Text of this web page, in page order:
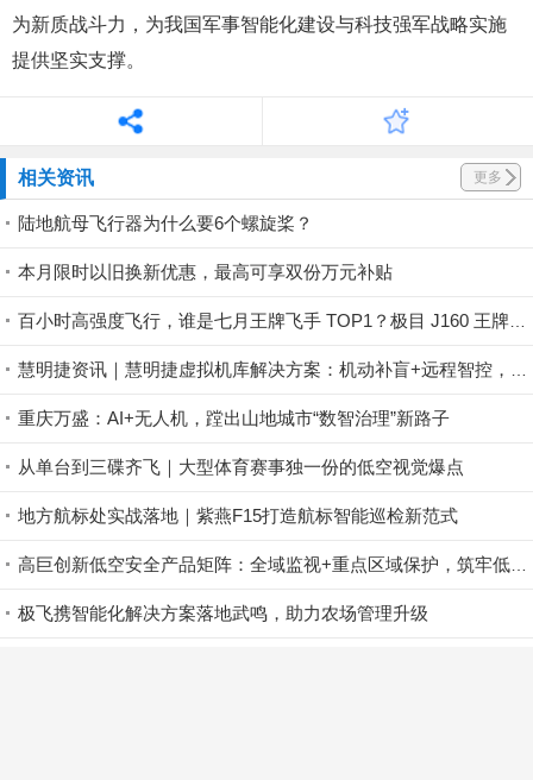
为新质战斗力，为我国军事智能化建设与科技强军战略实施
提供坚实支撑。
相关资讯 更多
陆地航母飞行器为什么要6个螺旋桨？
本月限时以旧换新优惠，最高可享双份万元补贴
重庆万盛：AI+无人机，蹚出山地城市“数智治理”新路子
从单台到三碟齐飞｜大型体育赛事独一份的低空视觉爆点
地方航标处实战落地｜紫燕F15打造航标智能巡检新范式
极飞携智能化解决方案落地武鸣，助力农场管理升级